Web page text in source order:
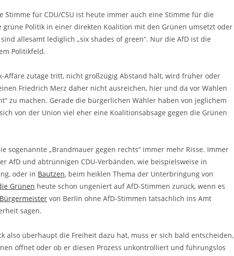
für CDU/CSU ist heute immer auch eine Stimme für die
Politik in einer direkten Koalition mit den Grünen umsetzt oder
allesamt lediglich „six shades of green“. Nur die AfD ist die
Politikfeld.
Affäre zutage tritt, nicht großzügig Abstand hält, wird früher oder
Friedrich Merz daher nicht ausreichen, hier und da vor Wahlen
zu machen. Gerade die bürgerlichen Wähler haben von jeglichem
von der Union viel eher eine Koalitionsabsage gegen die Grünen
sogenannte „Brandmauer gegen rechts“ immer mehr Risse. Immer
AfD und abtrünnigen CDU-Verbänden, wie beispielsweise in
oder in Bautzen, beim heiklen Thema der Unterbringung von
Grünen heute schon ungeniert auf AfD-Stimmen zurück, wenn es
von Berlin ohne AfD-Stimmen tatsächlich ins Amt
sagen.
also überhaupt die Freiheit dazu hat, muss er sich bald entscheiden,
öffnet oder ob er diesen Prozess unkontrolliert und führungslos